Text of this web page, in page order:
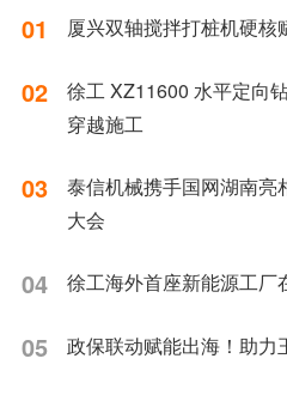
01 厦兴双轴搅拌打桩机硬
02
徐工 XZ11600 水平定向
穿越施工
03
泰信机械携手国网湖南
大会
04 徐工海外首座新能源工厂
05 政保联动赋能出海！助力